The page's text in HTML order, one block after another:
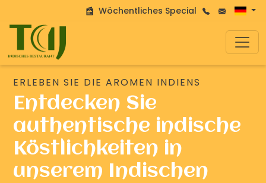
Wöchentliches Special
ERLEBEN SIE DIE AROMEN INDIENS
Entdecken Sie
authentische indische
Köstlichkeiten in
unserem Indischen